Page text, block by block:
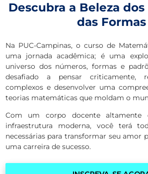
Descubra a Beleza
das Formas
Na PUC-Campinas, o curso de
uma jornada acadêmica; é uma
universo dos números, formas e
desafiado a pensar criticamente,
complexos e desenvolver uma
teorias matemáticas que moldam o
Com um corpo docente altamente
infraestrutura moderna, você terá
necessárias para transformar seu amor
uma carreira de sucesso.